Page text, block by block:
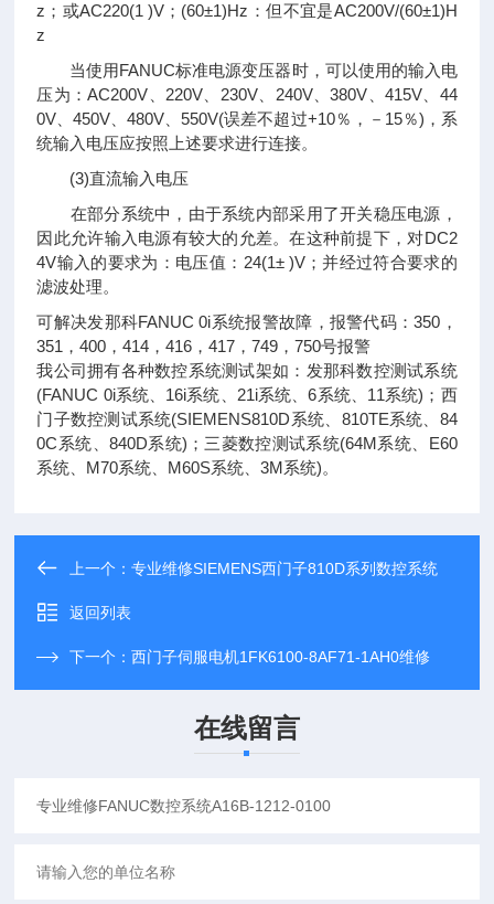
z；或AC220(1 )V；(60±1)Hz：但不宜是AC200V/(60±1)H
z
当使用FANUC标准电源变压器时，可以使用的输入电
压为：AC200V、220V、230V、240V、380V、415V、44
0V、450V、480V、550V(误差不超过+10％，－15％)，系
统输入电压应按照上述要求进行连接。
(3)直流输入电压
在部分系统中，由于系统内部采用了开关稳压电源，
因此允许输入电源有较大的允差。在这种前提下，对DC2
4V输入的要求为：电压值：24(1± )V；并经过符合要求的
滤波处理。
可解决发那科FANUC 0i系统报警故障，报警代码：350，
351，400，414，416，417，749，750号报警
我公司拥有各种数控系统测试架如：发那科数控测试系统
(FANUC 0i系统、16i系统、21i系统、6系统、11系统)；西
门子数控测试系统(SIEMENS810D系统、810TE系统、84
0C系统、840D系统)；三菱数控测试系统(64M系统、E60
系统、M70系统、M60S系统、3M系统)。
上一个：专业维修SIEMENS西门子810D系列数控系统
返回列表
下一个：西门子伺服电机1FK6100-8AF71-1AH0维修
在线留言